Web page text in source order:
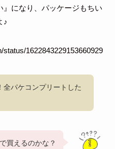
』になり、パッケージもちい
♪
1622843229153660929
全パケコンプリートした
買えるのかな？